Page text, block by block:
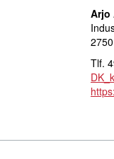
Arjo
Tlf.